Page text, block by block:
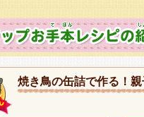
焼き鳥の缶詰で作る！